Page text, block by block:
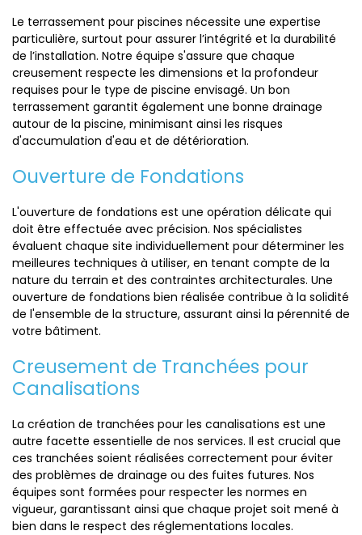
Le terrassement pour piscines nécessite une expertise
particulière, surtout pour assurer l’intégrité et la durabilité
de l’installation. Notre équipe s'assure que chaque
creusement respecte les dimensions et la profondeur
requises pour le type de piscine envisagé. Un bon
terrassement garantit également une bonne drainage
autour de la piscine, minimisant ainsi les risques
d'accumulation d'eau et de détérioration.
Ouverture de Fondations
L'ouverture de fondations est une opération délicate qui
doit être effectuée avec précision. Nos spécialistes
évaluent chaque site individuellement pour déterminer les
meilleures techniques à utiliser, en tenant compte de la
nature du terrain et des contraintes architecturales. Une
ouverture de fondations bien réalisée contribue à la solidité
de l'ensemble de la structure, assurant ainsi la pérennité de
votre bâtiment.
Creusement de Tranchées pour
Canalisations
La création de tranchées pour les canalisations est une
autre facette essentielle de nos services. Il est crucial que
ces tranchées soient réalisées correctement pour éviter
des problèmes de drainage ou des fuites futures. Nos
équipes sont formées pour respecter les normes en
vigueur, garantissant ainsi que chaque projet soit mené à
bien dans le respect des réglementations locales.